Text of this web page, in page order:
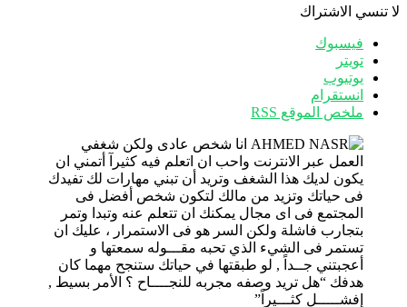
لا تنسي الاشتراك
فيسبوك
تويتر
يوتيوب
انستقرام
ملخص الموقع RSS